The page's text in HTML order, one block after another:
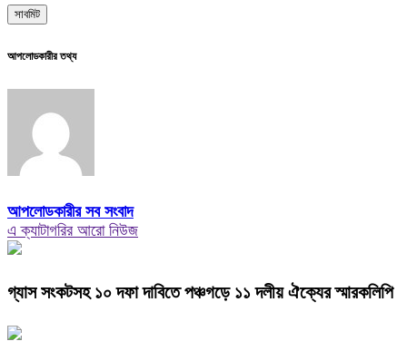
আপলোডকারীর তথ্য
আপলোডকারীর সব সংবাদ
এ ক্যাটাগরির আরো নিউজ
গ্যাস সংকটসহ ১০ দফা দাবিতে পঞ্চগড়ে ১১ দলীয় ঐক্যের স্মারকলিপি